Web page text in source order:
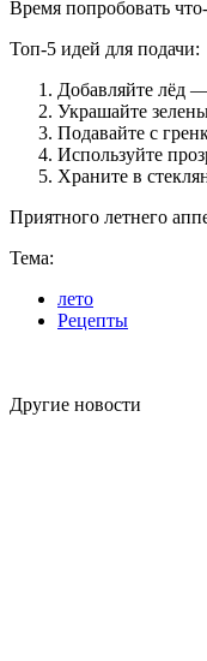
Время попробовать
Топ-5 идей для подачи:
Добавляйте лёд
Украшайте
Подавайте с
Используйте
Храните в
Приятного летнего
Тема:
лето
Рецепты
Другие новости